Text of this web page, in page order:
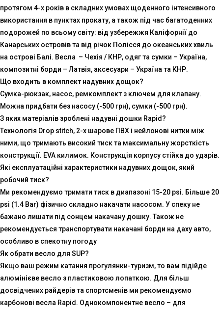
протягом 4-х років в складних умовах щоденного інтенсивного
використання в пунктах прокату, а також під час багатоденних
подорожей по всьому світу: від узбережжя Каліфорнії до
Канарських островів та від річок Полісся до океанських хвиль
на острові Балі. Весла – Чехія / КНР, одяг та сумки – Україна,
композитні борди – Латвія, аксесуари – Україна та КНР.
Що входить в комплект надувних дощок?
Сумка-рюкзак, насос, ремкомплект з ключем для клапану.
Можна придбати без насосу (-500 грн), сумки (-500 грн).
З яких матеріалів зроблені надувні дошки Rapid?
Технологія Drop stitch, 2-х шарове ПВХ і нейлонові нитки між
ними, що тримають високий тиск та максимальну жорсткість
конструкції. EVA килимок. Конструкція корпусу стійка до ударів.
Які експлуатаційні характеристики надувних дощок, який
робочий тиск?
Ми рекомендуємо тримати тиск в диапазоні 15-20 psi. Більше 20
psi (1.4 Bar) фізично складно накачати насосом. У спеку не
бажано лишати під сонцем накачану дошку. Також не
рекомендується транспортувати накачані борди на даху авто,
особливо в спекотну погоду
Як обрати весло для SUP?
Якщо ваш режим катання прогулянки-туризм, то вам підійде
алюмінієве весло з пластиковою лопаткою. Для більш
досвідчених райдерів та спортсменів ми рекомендуємо
карбонові весла Rapid. Однокомпонентне весло – для